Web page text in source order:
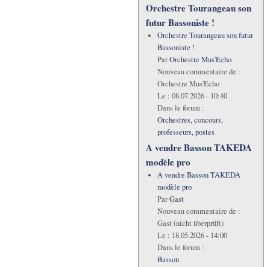
Orchestre Tourangeau son
futur Bassoniste !
Orchestre Tourangeau son futur
Bassoniste !
ParOrchestre Mus'Echo
Nouveau commentaire de :
Orchestre Mus'Echo
Le : 08.07.2026 - 10:40
Dans le forum :
Orchestres, concours,
professeurs, postes
A vendre Basson TAKEDA
modèle pro
A vendre Basson TAKEDA
modèle pro
ParGast
Nouveau commentaire de :
Gast (nicht überprüft)
Le : 18.05.2026 - 14:00
Dans le forum :
Basson